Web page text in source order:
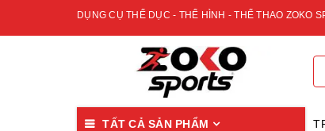
DỤNG CỤ THỂ DỤC - THỂ HÌNH - THỂ THAO ZOKO
TẤT CẢ SẢN PHẨM